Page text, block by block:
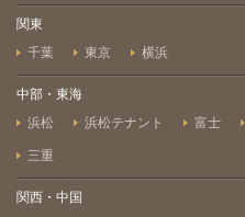
関東
千葉
東京 横浜
中部・東海
浜松
浜松テナント 富士
三重
関西・中国